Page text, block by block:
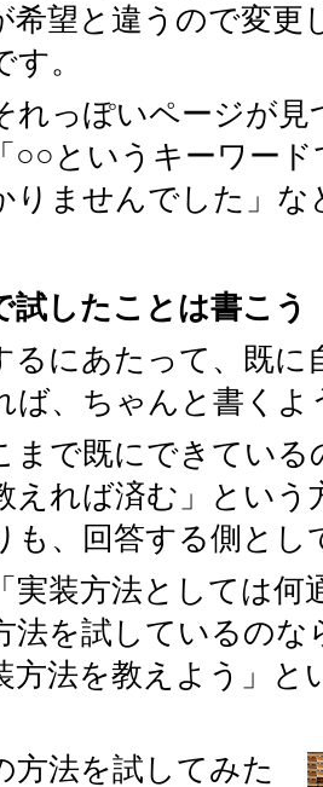
希望と違うので変更
す。
れっぽいページが
○○というキーワー
りませんでした」
試したことは書こう
るにあたって、既に
ば、ちゃんと書くよ
まで既にできてい
えれば済む」という
も、回答する側とし
実装方法としては何
法を試しているの
方法を教えよう」と
方法を試してみた